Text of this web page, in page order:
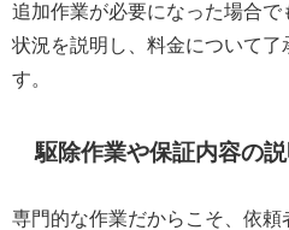
追加作業が必要になった場合で
状況を説明し、料金について了
す。
駆除作業や保証内容の
専門的な作業だからこそ、依頼